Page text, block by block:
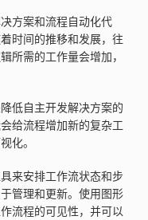
方案和流程自动化代
时间的推移和发展，往
所需的工作量会增加，
低自主开发解决方案的
给流程增加新的复杂工
化。
来安排工作流状态和步
管理和更新。使用图形
流程的可见性，并可以